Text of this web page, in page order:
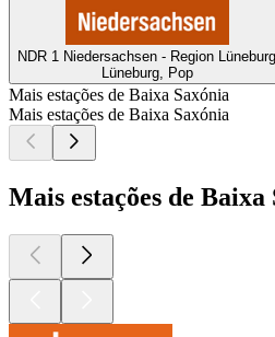
NDR 1 Niedersachsen - Region Lüneburg
Lüneburg, Pop
Mais estações de Baixa Saxónia
Mais estações de Baixa Saxónia
Mais estações de Baixa